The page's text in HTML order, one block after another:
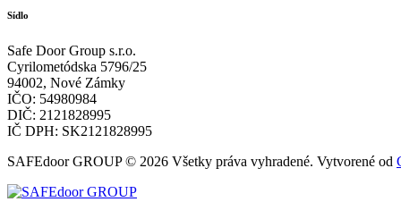
Sídlo
Safe Door Group s.r.o.
Cyrilometódska 5796/25
94002, Nové Zámky
IČO: 54980984
DIČ: 2121828995
IČ DPH: SK2121828995
SAFEdoor GROUP © 2026 Všetky práva vyhradené. Vytvorené od